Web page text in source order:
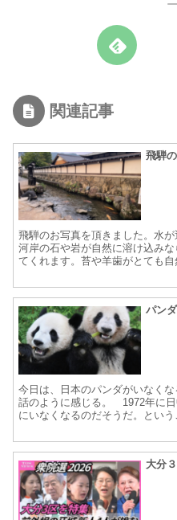
関連記事
飛騨
飛騨のお写真を頂きました。水
河岸の石や岩が自然に溶け込み
てくれます。苔や羊歯がとても
に思わされ、それが時間が止ま
し...
パン
今日は、日本のパンダがいなく
話のように感じる。 1972年に日
にいなくなるのだそうだ。とい
大分